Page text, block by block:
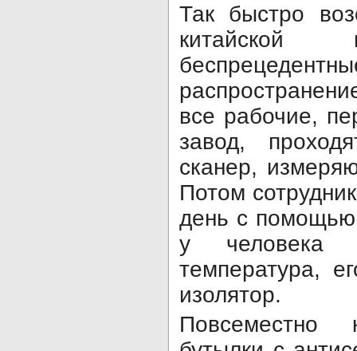
Так быстро
китайской
все рабочие,
завод,
сканер,
Потом
день с
у человека
температура,
изолятор.
Повсеместно